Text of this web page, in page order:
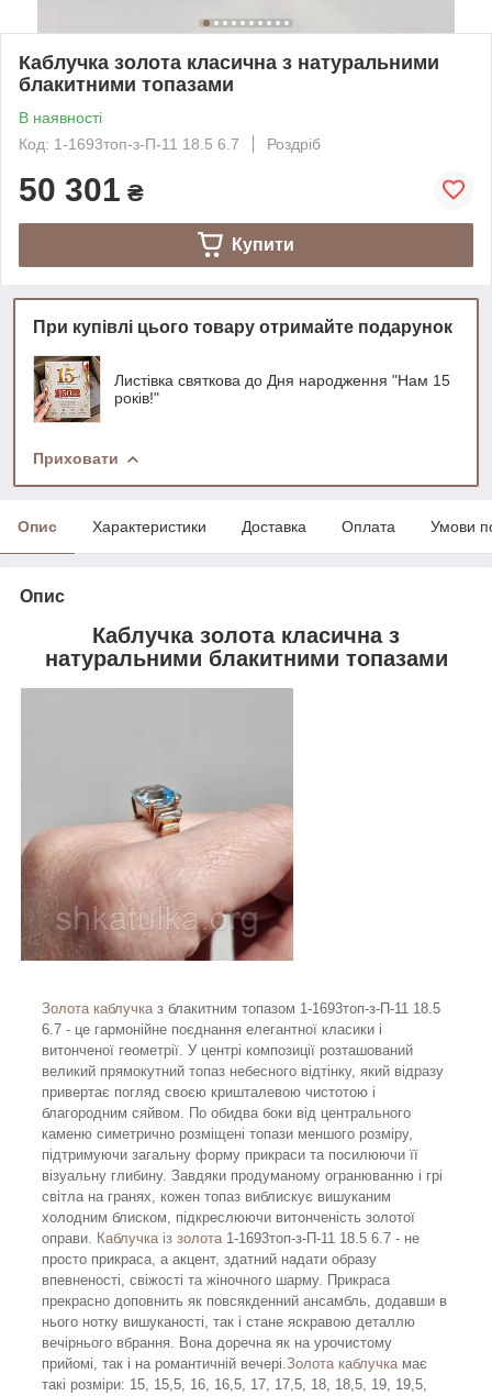
Каблучка золота класична з натуральними
блакитними топазами
В наявності
Код: 1-1693топ-з-П-11 18.5 6.7
Роздріб
50 301 ₴
Купити
При купівлі цього товару отримайте подарунок
Листівка святкова до Дня народження "Нам 15
років!"
Приховати
Опис Характеристики Доставка Оплата Умови
Опис
Каблучка золота класична з
натуральними блакитними топазами
Золота каблучказ блакитним топазом 1-1693топ-з-П-11 18.5
6.7 - це гармонійне поєднання елегантної класики і
витонченої геометрії. У центрі композиції розташований
великий прямокутний топаз небесного відтінку, який відразу
привертає погляд своєю кришталевою чистотою і
благородним сяйвом. По обидва боки від центрального
каменю симетрично розміщені топази меншого розміру,
підтримуючи загальну форму прикраси та посилюючи її
візуальну глибину. Завдяки продуманому огранюванню і грі
світла на гранях, кожен топаз виблискує вишуканим
холодним блиском, підкреслюючи витонченість золотої
оправи. Каблучка із золота1-1693топ-з-П-11 18.5 6.7 - не
просто прикраса, а акцент, здатний надати образу
впевненості, свіжості та жіночного шарму. Прикраса
прекрасно доповнить як повсякденний ансамбль, додавши в
нього нотку вишуканості, так і стане яскравою деталлю
вечірнього вбрання. Вона доречна як на урочистому
прийомі, так і на романтичній вечері.Золота каблучкамає
такі розміри: 15, 15,5, 16, 16,5, 17, 17,5, 18, 18,5, 19, 19,5,